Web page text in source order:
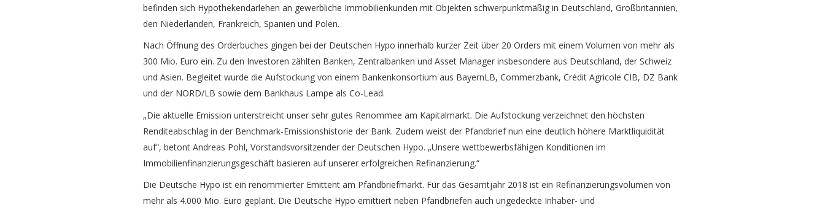
befinden sich Hypothekendarlehen an gewerbliche Immobilienkunden mit Objekten schwerpunktmäßig in Deutschland, Großbritannien,
den Niederlanden, Frankreich, Spanien und Polen.
Nach Öffnung des Orderbuches gingen bei der Deutschen Hypo innerhalb kurzer Zeit über 20 Orders mit einem Volumen von mehr als
300 Mio. Euro ein. Zu den Investoren zählten Banken, Zentralbanken und Asset Manager insbesondere aus Deutschland, der Schweiz
und Asien. Begleitet wurde die Aufstockung von einem Bankenkonsortium aus BayernLB, Commerzbank, Crédit Agricole CIB, DZ Bank
und der NORD/LB sowie dem Bankhaus Lampe als Co-Lead.
„Die aktuelle Emission unterstreicht unser sehr gutes Renommee am Kapitalmarkt. Die Aufstockung verzeichnet den höchsten
Renditeabschlag in der Benchmark-Emissionshistorie der Bank. Zudem weist der Pfandbrief nun eine deutlich höhere Marktliquidität
auf“, betont Andreas Pohl, Vorstandsvorsitzender der Deutschen Hypo. „Unsere wettbewerbsfähigen Konditionen im
Immobilienfinanzierungsgeschäft basieren auf unserer erfolgreichen Refinanzierung.“
Die Deutsche Hypo ist ein renommierter Emittent am Pfandbriefmarkt. Für das Gesamtjahr 2018 ist ein Refinanzierungsvolumen von
mehr als 4.000 Mio. Euro geplant. Die Deutsche Hypo emittiert neben Pfandbriefen auch ungedeckte Inhaber- und